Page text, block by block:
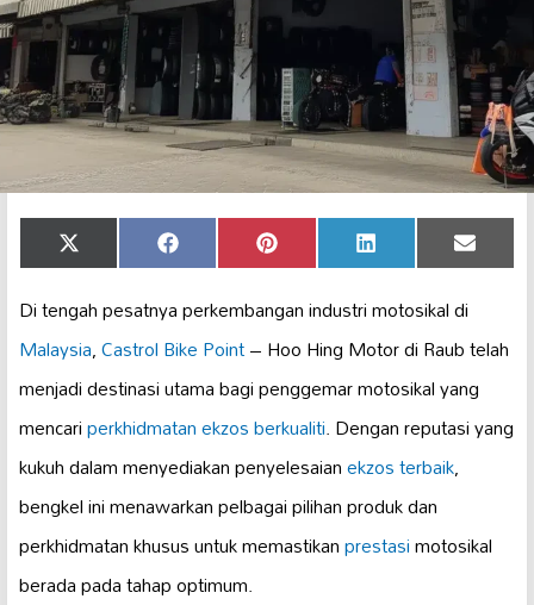
Share
on
X
(Twitter)
Share
on
Facebook Share
on
Pinterest Share
on
LinkedIn Share
on
Email
Di tengah pesatnya perkembangan industri motosikal di
Malaysia,Castrol Bike Point– Hoo Hing Motor di Raub telah
menjadi destinasi utama bagi penggemar motosikal yang
mencariperkhidmatan ekzos berkualiti. Dengan reputasi yang
kukuh dalam menyediakan penyelesaianekzos terbaik,
bengkel ini menawarkan pelbagai pilihan produk dan
perkhidmatan khusus untuk memastikanprestasimotosikal
berada pada tahap optimum.